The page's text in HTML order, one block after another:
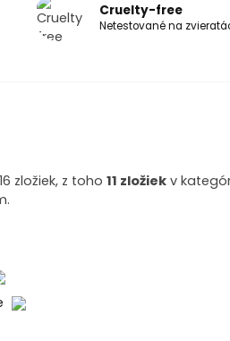
Cruelty-free
Netestované na
zložiek, z toho11 zložiek v